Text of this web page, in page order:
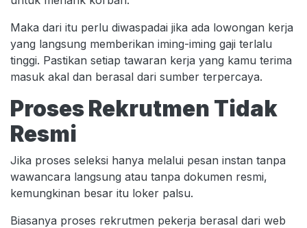
Maka dari itu perlu diwaspadai jika ada lowongan kerja
yang langsung memberikan iming-iming gaji terlalu
tinggi. Pastikan setiap tawaran kerja yang kamu terima
masuk akal dan berasal dari sumber terpercaya.
Proses Rekrutmen Tidak
Resmi
Jika proses seleksi hanya melalui pesan instan tanpa
wawancara langsung atau tanpa dokumen resmi,
kemungkinan besar itu loker palsu.
Biasanya proses rekrutmen pekerja berasal dari web